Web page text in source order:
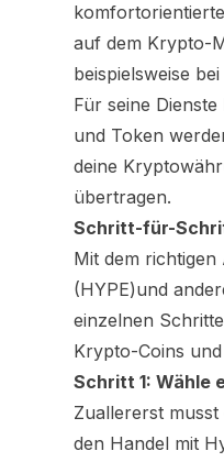
auf dem Krypto-
beispielsweise
Für seine
und Token
deine
übertragen.
Schritt-für-
Mit dem
(HYPE)und
einzelnen
Krypto-Coins
Schritt 1: Wähle
Zuallererst
den Handel mit